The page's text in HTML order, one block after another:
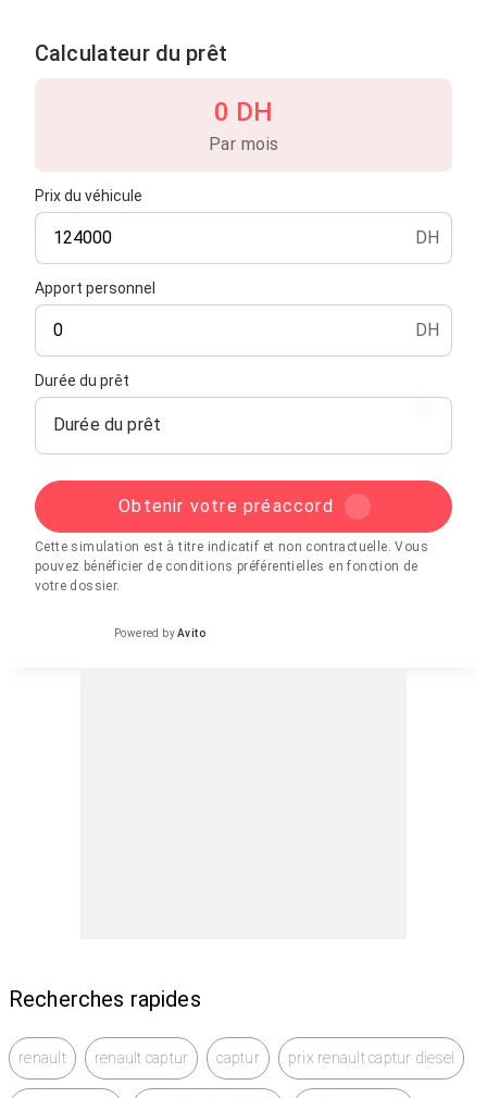
Calculateur du prêt
Prix du véhicule
DH
Apport personnel
DH
Durée du prêt
Durée du prêt
0 DH
Par mois
Obtenir votre préaccord
Cette simulation est à titre indicatif et non contractuelle. Vous
pouvez bénéficier de conditions préférentielles en fonction de
votre dossier.
Powered byAvito
Recherches rapides
renault renault captur captur prix renault captur diesel